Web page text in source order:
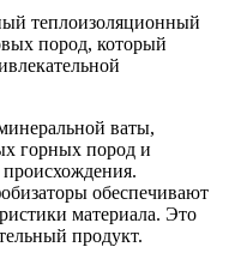
теплоизоляционный
пород, который
ваты,
горных пород и
обеспечивают
материала. Это
продукт.